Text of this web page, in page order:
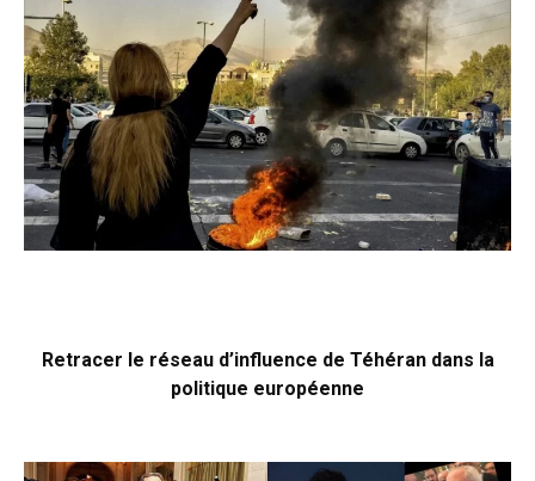
Retracer le réseau d’influence de Téhéran dans la
politique européenne